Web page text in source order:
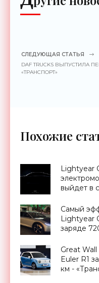
СЛЕДУЮЩАЯ СТАТЬЯ
DAF TRUCKS ВЫПУСТИЛА
«ТРАНСПОРТ»
Похожие
Lightyear
выйдет в
Самый
Lightyear
заряде
Great
Euler R1
км -